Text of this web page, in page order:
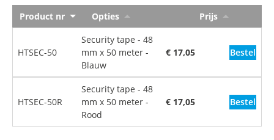
Product nr Opties Prijs
HTSEC-50
Security tape - 48
mm x 50 meter -
Blauw
€ 17,05 Bestel
HTSEC-50R
Security tape - 48
mm x 50 meter -
Rood
€ 17,05 Bestel